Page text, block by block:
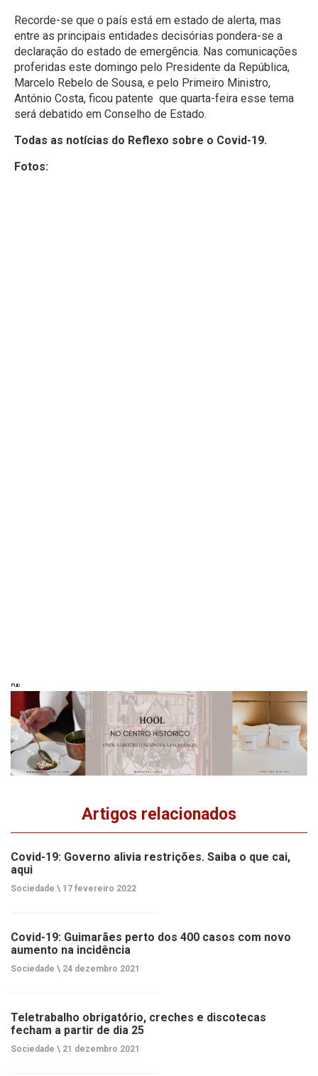
Recorde-se que o país está em estado de alerta, mas
entre as principais entidades decisórias pondera-se a
declaração do estado de emergência. Nas comunicações
proferidas este domingo pelo Presidente da República,
Marcelo Rebelo de Sousa, e pelo Primeiro Ministro,
António Costa, ficou patente que quarta-feira esse tema
será debatido em Conselho de Estado.
Todas as notícias do Reflexo sobre o Covid-19.
Fotos:
Pub
Artigos relacionados
Covid-19: Governo alivia restrições. Saiba o que cai,
aqui
Sociedade \ 17 fevereiro 2022
Covid-19: Guimarães perto dos 400 casos com novo
aumento na incidência
Sociedade \ 24 dezembro 2021
Teletrabalho obrigatório, creches e discotecas
fecham a partir de dia 25
Sociedade \ 21 dezembro 2021